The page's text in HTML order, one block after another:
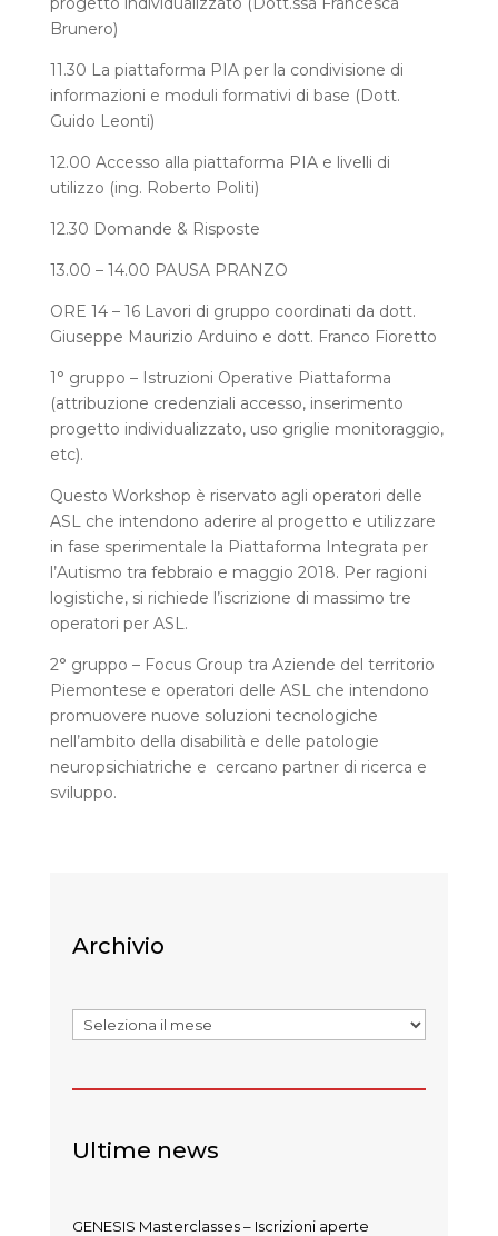
Brunero)
11.30 La piattaforma PIA per la condivisione di
informazioni e moduli formativi di base (Dott.
Guido Leonti)
12.00 Accesso alla piattaforma PIA e livelli di
utilizzo (ing. Roberto Politi)
12.30 Domande & Risposte
13.00 – 14.00 PAUSA PRANZO
ORE 14 – 16 Lavori di gruppo coordinati da dott.
Giuseppe Maurizio Arduino e dott. Franco Fioretto
1° gruppo – Istruzioni Operative Piattaforma
(attribuzione credenziali accesso, inserimento
progetto individualizzato, uso griglie monitoraggio,
etc).
Questo Workshop è riservato agli operatori delle
ASL che intendono aderire al progetto e utilizzare
in fase sperimentale la Piattaforma Integrata per
l’Autismo tra febbraio e maggio 2018. Per ragioni
logistiche, si richiede l’iscrizione di massimo tre
operatori per ASL.
2° gruppo – Focus Group tra Aziende del territorio
Piemontese e operatori delle ASL che intendono
promuovere nuove soluzioni tecnologiche
nell’ambito della disabilità e delle patologie
neuropsichiatriche e cercano partner di ricerca e
sviluppo.
Archivio
Archivi
Ultime news
GENESIS Masterclasses – Iscrizioni aperte